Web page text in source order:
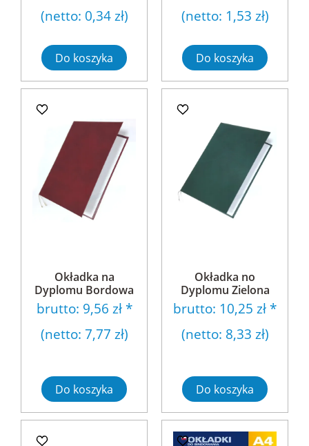
(netto: 0,34 zł)
Do koszyka
(netto: 1,53 zł)
Do koszyka
Okładka na
Dyplomu Bordowa
brutto: 9,56 zł*
(netto: 7,77 zł)
Do koszyka
Okładka no
Dyplomu Zielona
brutto: 10,25 zł *
(netto: 8,33 zł)
Do koszyka